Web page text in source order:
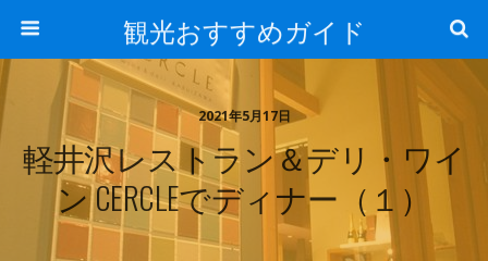
観光おすすめガイド
2021年5月17日
軽井沢レストラン＆デリ・ワイ
ン CERCLEでディナー（１）